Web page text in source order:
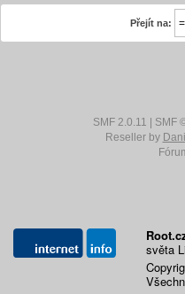
Přejít na:
SMF 2.0.11 SMF
Reseller by
světa